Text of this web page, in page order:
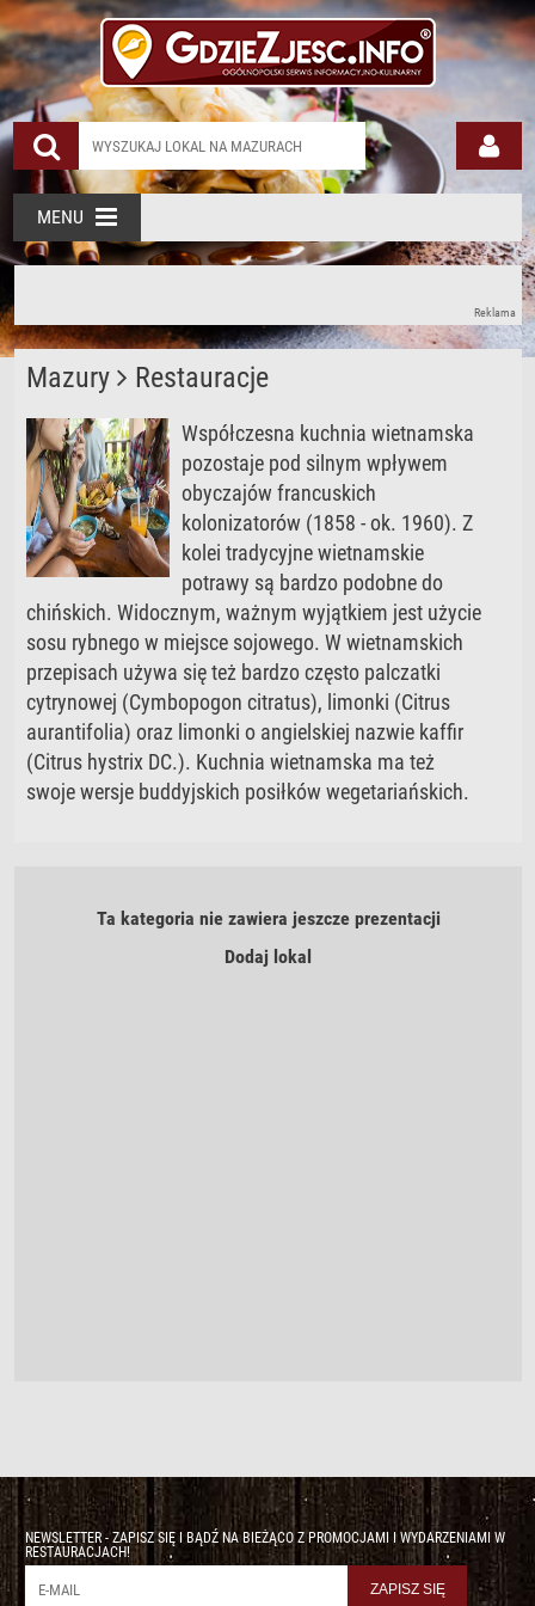
MENU
Reklama
Mazury Restauracje
Współczesna kuchnia wietnamska
pozostaje pod silnym wpływem
obyczajów francuskich
kolonizatorów (1858 - ok. 1960). Z
kolei tradycyjne wietnamskie
potrawy są bardzo podobne do
chińskich. Widocznym, ważnym wyjątkiem jest użycie
sosu rybnego w miejsce sojowego. W wietnamskich
przepisach używa się też bardzo często palczatki
cytrynowej (Cymbopogon citratus), limonki (Citrus
aurantifolia) oraz limonki o angielskiej nazwie kaffir
(Citrus hystrix DC.). Kuchnia wietnamska ma też
swoje wersje buddyjskich posiłków wegetariańskich.
Ta kategoria nie zawiera jeszcze prezentacji
Dodaj lokal
NEWSLETTER - ZAPISZ SIĘ I BĄDŹ NA BIEŻĄCO Z PROMOCJAMI I WYDARZENIAMI W
RESTAURACJACH!